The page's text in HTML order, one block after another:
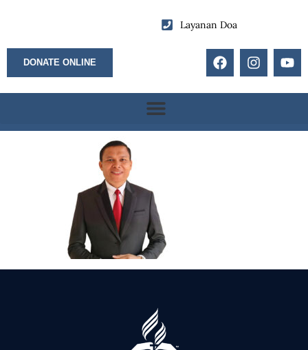
Layanan Doa
DONATE ONLINE